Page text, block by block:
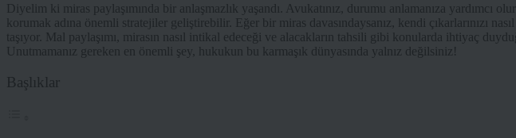
Diyelim ki miras paylaşımında bir anlaşmazlık yaşandı. Avukatınız, durumu anlamanıza yardımcı
korumak adına önemli stratejiler geliştirebilir. Eğer bir miras davasındaysanız, kendi çıkarlarınızı
taşıyor. Mal paylaşımı, mirasın nasıl intikal edeceği ve alacakların tahsili gibi konularda ihtiyaç
Unutmamanız gereken en önemli şey, hukukun bu karmaşık dünyasında yalnız değilsiniz!
Başlıklar